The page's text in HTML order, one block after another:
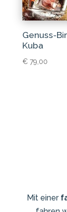
Genuss-
Kuba
€79,00
Mit einer